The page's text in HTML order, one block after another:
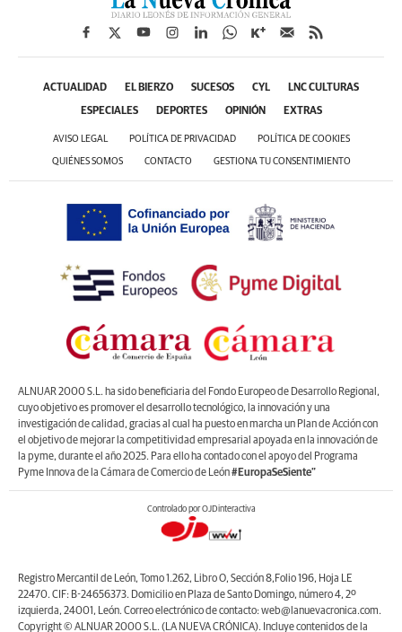
ACTUALIDAD EL BIERZO SUCESOS CYL LNC CULTURAS
ESPECIALES DEPORTES OPINIÓN EXTRAS
AVISO LEGAL POLÍTICA DE PRIVACIDAD POLÍTICA DE COOKIES
QUIÉNES SOMOS CONTACTO GESTIONA TU CONSENTIMIENTO
ALNUAR 2000 S.L. ha sido beneficiaria del Fondo Europeo de Desarrollo Regional,
cuyo objetivo es promover el desarrollo tecnológico, la innovación y una
investigación de calidad, gracias al cual ha puesto en marcha un Plan de Acción con
el objetivo de mejorar la competitividad empresarial apoyada en la innovación de
la pyme, durante el año 2025. Para ello ha contado con el apoyo del Programa
Pyme Innova de la Cámara de Comercio de León#EuropaSeSiente”
Controlado por OJDinteractiva
Registro Mercantil de León, Tomo 1.262, Libro O, Sección 8,Folio 196, Hoja LE
22470. CIF: B-24656373. Domicilio en Plaza de Santo Domingo, número 4, 2º
izquierda, 24001, León. Correo electrónico de contacto: web@lanuevacronica.com.
Copyright © ALNUAR 2000 S.L. (LA NUEVA CRÓNICA). Incluye contenidos de la